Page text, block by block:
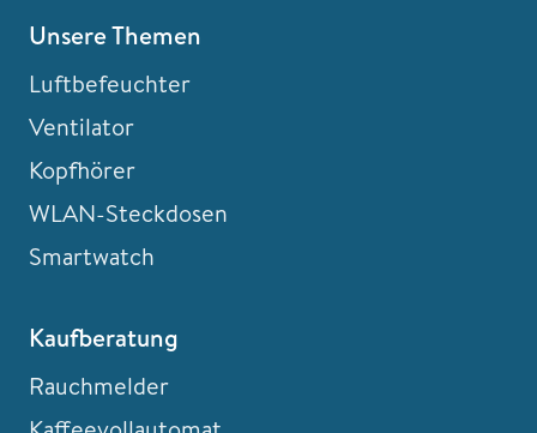
Unsere Themen
Luftbefeuchter
Ventilator
Kopfhörer
WLAN-Steckdosen
Smartwatch
Kaufberatung
Rauchmelder